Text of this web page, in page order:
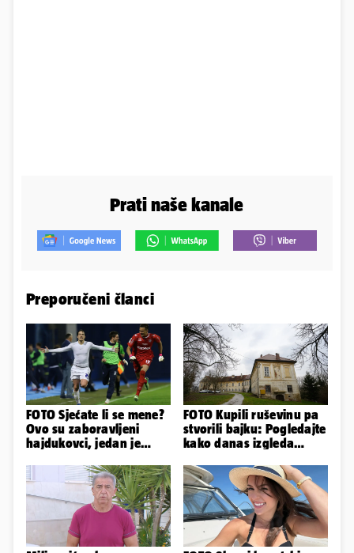
Prati naše kanale
Preporučeni članci
FOTO Sjećate li se mene?
Ovo su zaboravljeni
hajdukovci, jedan je
FOTO Kupili ruševinu pa
stvorili bajku: Pogledajte
kako danas izgleda